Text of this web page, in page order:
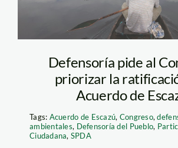
Defensoría pide al
priorizar la
Acuerdo de
Tags: Acuerdo de Escazú, Congreso,
ambientales, Defensoría del Pueblo,
Ciudadana, SPDA